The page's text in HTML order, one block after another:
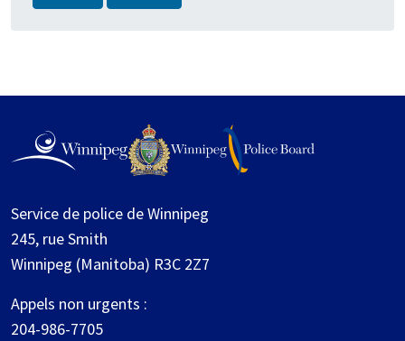
Service de police de Winnipeg
245, rue Smith
Winnipeg (Manitoba) R3C 2Z7
Appels non urgents :
204-986-7705